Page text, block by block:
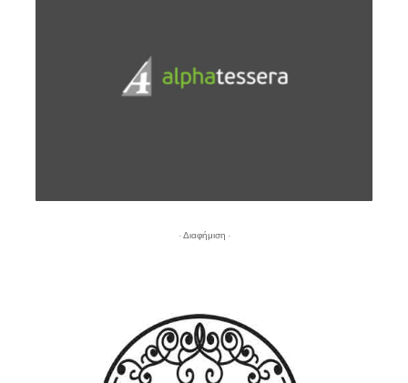
- Διαφήμιση -